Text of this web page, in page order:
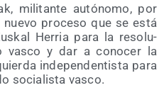
mili­tan­te autó­no­mo, por
pro­ce­so que se está
Herria para la reso­lu­
vas­co y dar a cono­cer la
inde­pen­den­tis­ta para
socia­lis­ta vasco.